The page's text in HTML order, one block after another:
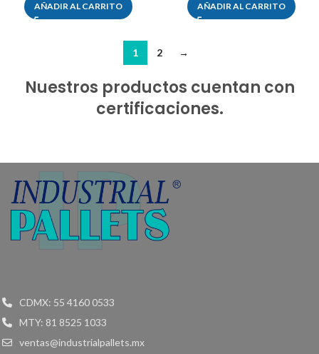
AÑADIR AL CARRITO AÑADIR AL CARRITO
1 2 →
Nuestros productos cuentan con
certificaciones.
CDMX: 55 4160 0533
MTY: 81 8525 1033
ventas@industrialpallets.mx